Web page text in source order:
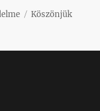
Köszönjük